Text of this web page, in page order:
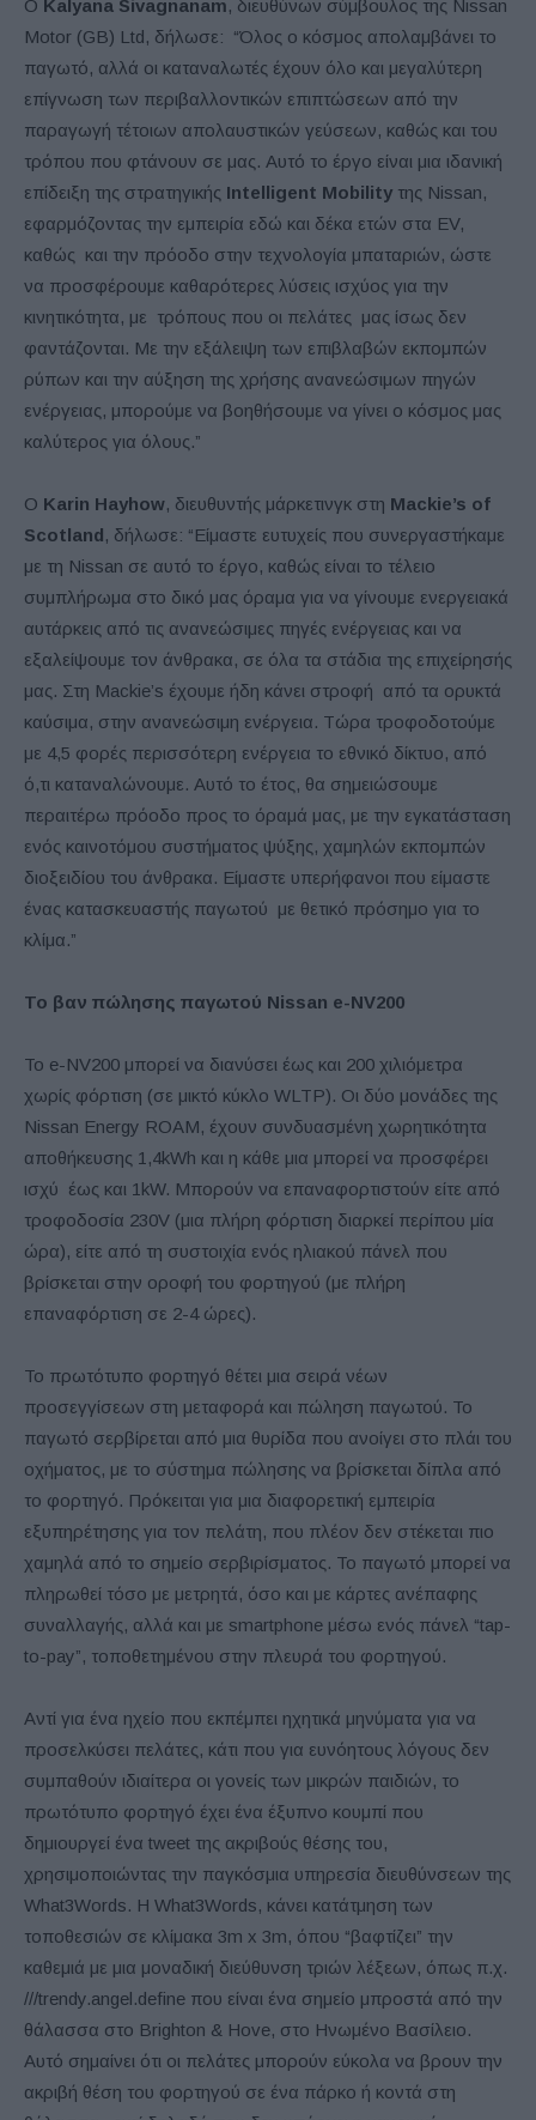
Ο Kalyana Sivagnanam, διευθύνων σύμβουλος της Nissan
Motor (GB) Ltd, δήλωσε: “Όλος ο κόσμος απολαμβάνει το
παγωτό, αλλά οι καταναλωτές έχουν όλο και μεγαλύτερη
επίγνωση των περιβαλλοντικών επιπτώσεων από την
παραγωγή τέτοιων απολαυστικών γεύσεων, καθώς και του
τρόπου που φτάνουν σε μας. Αυτό το έργο είναι μια ιδανική
επίδειξη της στρατηγικής Intelligent Mobility της Nissan,
εφαρμόζοντας την εμπειρία εδώ και δέκα ετών στα EV,
καθώς και την πρόοδο στην τεχνολογία μπαταριών, ώστε
να προσφέρουμε καθαρότερες λύσεις ισχύος για την
κινητικότητα, με τρόπους που οι πελάτες μας ίσως δεν
φαντάζονται. Με την εξάλειψη των επιβλαβών εκπομπών
ρύπων και την αύξηση της χρήσης ανανεώσιμων πηγών
ενέργειας, μπορούμε να βοηθήσουμε να γίνει ο κόσμος μας
καλύτερος για όλους.”
Ο Karin Hayhow, διευθυντής μάρκετινγκ στη Mackie’s of
Scotland, δήλωσε: “Είμαστε ευτυχείς που συνεργαστήκαμε
με τη Nissan σε αυτό το έργο, καθώς είναι το τέλειο
συμπλήρωμα στο δικό μας όραμα για να γίνουμε ενεργειακά
αυτάρκεις από τις ανανεώσιμες πηγές ενέργειας και να
εξαλείψουμε τον άνθρακα, σε όλα τα στάδια της επιχείρησής
μας. Στη Mackie’s έχουμε ήδη κάνει στροφή από τα ορυκτά
καύσιμα, στην ανανεώσιμη ενέργεια. Τώρα τροφοδοτούμε
με 4,5 φορές περισσότερη ενέργεια το εθνικό δίκτυο, από
ό,τι καταναλώνουμε. Αυτό το έτος, θα σημειώσουμε
περαιτέρω πρόοδο προς το όραμά μας, με την εγκατάσταση
ενός καινοτόμου συστήματος ψύξης, χαμηλών εκπομπών
διοξειδίου του άνθρακα. Είμαστε υπερήφανοι που είμαστε
ένας κατασκευαστής παγωτού με θετικό πρόσημο για το
κλίμα.”
Το βαν πώλησης παγωτού Nissan e-NV200
Το e-NV200 μπορεί να διανύσει έως και 200 χιλιόμετρα
χωρίς φόρτιση (σε μικτό κύκλο WLTP). Οι δύο μονάδες της
Nissan Energy ROAM, έχουν συνδυασμένη χωρητικότητα
αποθήκευσης 1,4kWh και η κάθε μια μπορεί να προσφέρει
ισχύ έως και 1kW. Μπορούν να επαναφορτιστούν είτε από
τροφοδοσία 230V (μια πλήρη φόρτιση διαρκεί περίπου μία
ώρα), είτε από τη συστοιχία ενός ηλιακού πάνελ που
βρίσκεται στην οροφή του φορτηγού (με πλήρη
επαναφόρτιση σε 2-4 ώρες).
Το πρωτότυπο φορτηγό θέτει μια σειρά νέων
προσεγγίσεων στη μεταφορά και πώληση παγωτού. Το
παγωτό σερβίρεται από μια θυρίδα που ανοίγει στο πλάι του
οχήματος, με το σύστημα πώλησης να βρίσκεται δίπλα από
το φορτηγό. Πρόκειται για μια διαφορετική εμπειρία
εξυπηρέτησης για τον πελάτη, που πλέον δεν στέκεται πιο
χαμηλά από το σημείο σερβιρίσματος. Το παγωτό μπορεί να
πληρωθεί τόσο με μετρητά, όσο και με κάρτες ανέπαφης
συναλλαγής, αλλά και με smartphone μέσω ενός πάνελ “tap-
to-pay”, τοποθετημένου στην πλευρά του φορτηγού.
Αντί για ένα ηχείο που εκπέμπει ηχητικά μηνύματα για να
προσελκύσει πελάτες, κάτι που για ευνόητους λόγους δεν
συμπαθούν ιδιαίτερα οι γονείς των μικρών παιδιών, το
πρωτότυπο φορτηγό έχει ένα έξυπνο κουμπί που
δημιουργεί ένα tweet της ακριβούς θέσης του,
χρησιμοποιώντας την παγκόσμια υπηρεσία διευθύνσεων της
What3Words. Η What3Words, κάνει κατάτμηση των
τοποθεσιών σε κλίμακα 3m x 3m, όπου “βαφτίζει” την
καθεμιά με μια μοναδική διεύθυνση τριών λέξεων, όπως π.χ.
///trendy.angel.define που είναι ένα σημείο μπροστά από την
θάλασσα στο Brighton & Hove, στο Ηνωμένο Βασίλειο.
Αυτό σημαίνει ότι οι πελάτες μπορούν εύκολα να βρουν την
ακριβή θέση του φορτηγού σε ένα πάρκο ή κοντά στη